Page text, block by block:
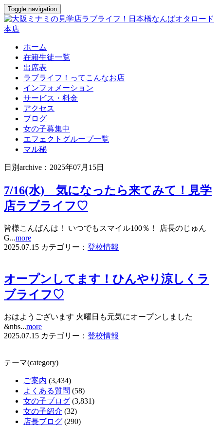
Toggle navigation
ホーム
在籍生徒一覧
出席表
ラブライフ！ってこんなお店
インフォメーション
サービス・料金
アクセス
ブログ
女の子募集中
エフェクトグループ一覧
マル秘
日別archive：2025年07月15日
7/16(水) 気になったら来てみて！見学
店ラブライフ♡
皆様こんばんは！ いつでもスマイル100％！ 店長のじゅん
G...more
2025.07.15 カテゴリー： 登校情報
オープンしてます！ひんやり涼しくラ
ブライフ♡
おはようございます 火曜日も元気にオープンしました
&nbs...more
2025.07.15 カテゴリー： 登校情報
テーマ(category)
ご案内 (3,434)
よくある質問 (58)
女の子ブログ (3,831)
女の子紹介 (32)
店長ブログ (290)